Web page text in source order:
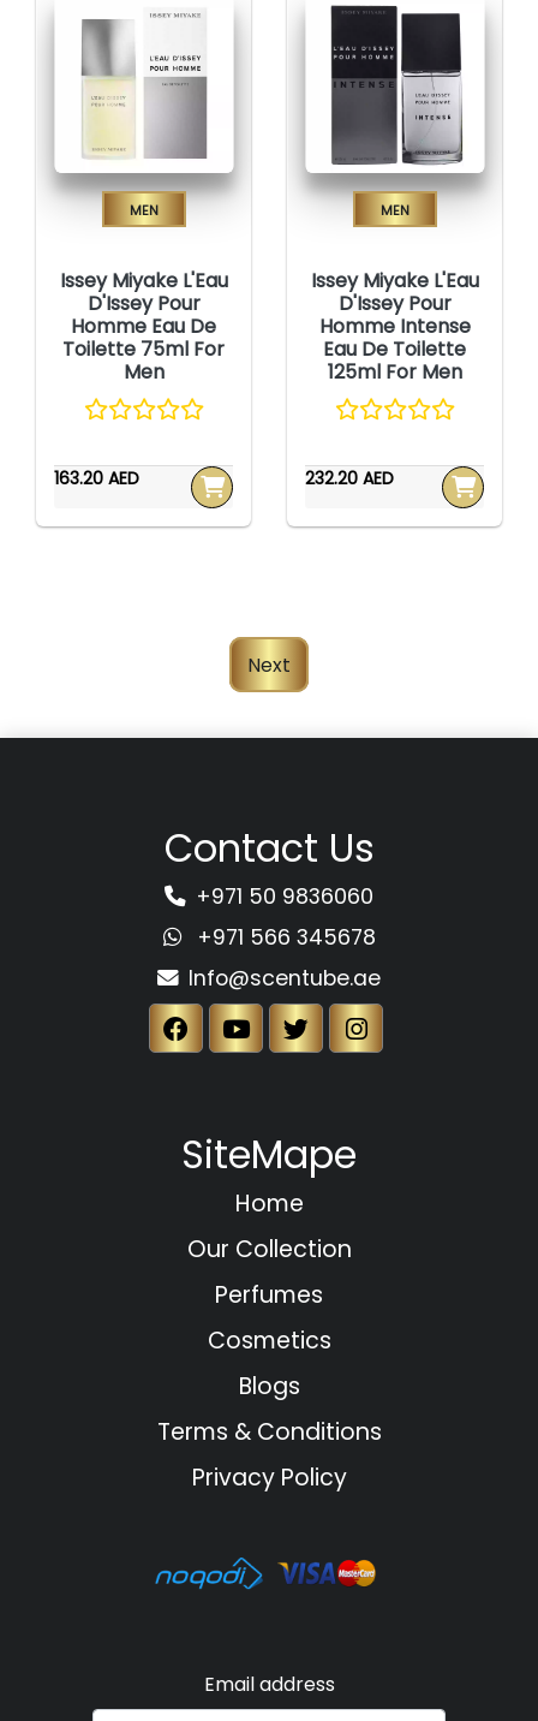
Men
Issey Miyake L'Eau
D'Issey Pour
Homme Eau De
Toilette 75ml For
Men
163.20 AED
Men
Issey Miyake L'Eau
D'Issey Pour
Homme Intense
Eau De Toilette
125ml For Men
232.20 AED
Next
Contact Us
+971 50 9836060
+971 566 345678
Info@scentube.ae
SiteMape
Home
Our Collection
Perfumes
Cosmetics
Blogs
Terms & Conditions
Privacy Policy
Email address